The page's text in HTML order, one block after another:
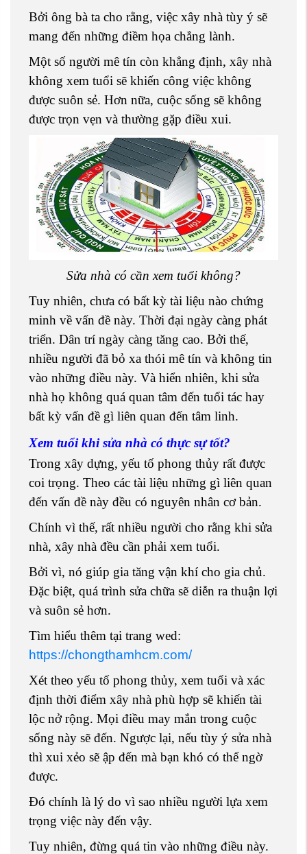
Bởi ông bà ta cho rằng, việc xây nhà tùy ý sẽ
mang đến những điềm họa chẳng lành.
Một số người mê tín còn khẳng định, xây nhà
không xem tuổi sẽ khiến công việc không
được suôn sẻ. Hơn nữa, cuộc sống sẽ không
được trọn vẹn và thường gặp điều xui.
Sửa nhà có cần xem tuổi không?
Tuy nhiên, chưa có bất kỳ tài liệu nào chứng
minh về vấn đề này. Thời đại ngày càng phát
triển. Dân trí ngày càng tăng cao. Bởi thế,
nhiều người đã bỏ xa thói mê tín và không tin
vào những điều này. Và hiển nhiên, khi sửa
nhà họ không quá quan tâm đến tuổi tác hay
bất kỳ vấn đề gì liên quan đến tâm linh.
Xem tuổi khi sửa nhà có thực sự tốt?
Trong xây dựng, yếu tố phong thủy rất được
coi trọng. Theo các tài liệu những gì liên quan
đến vấn đề này đều có nguyên nhân cơ bản.
Chính vì thế, rất nhiều người cho rằng khi sửa
nhà, xây nhà đều cần phải xem tuổi.
Bởi vì, nó giúp gia tăng vận khí cho gia chủ.
Đặc biệt, quá trình sửa chữa sẽ diễn ra thuận lợi
và suôn sẻ hơn.
Tìm hiểu thêm tại trang wed:
https://chongthamhcm.com/
Xét theo yếu tố phong thủy, xem tuổi và xác
định thời điểm xây nhà phù hợp sẽ khiến tài
lộc nở rộng. Mọi điều may mắn trong cuộc
sống này sẽ đến. Ngược lại, nếu tùy ý sửa nhà
thì xui xẻo sẽ ập đến mà bạn khó có thể ngờ
được.
Đó chính là lý do vì sao nhiều người lựa xem
trọng việc này đến vậy.
Tuy nhiên, đừng quá tin vào những điều này.